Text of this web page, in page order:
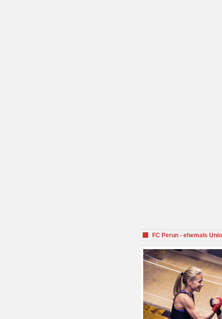
FC Perun - ehemals